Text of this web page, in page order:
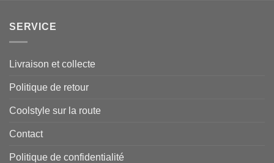
SERVICE
Livraison et collecte
Politique de retour
Coolstyle sur la route
Contact
Politique de confidentialité